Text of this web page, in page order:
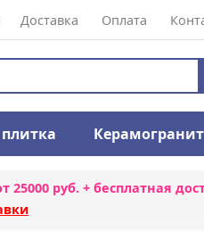
Доставка Оплата
Керамогранит
25000 руб. + бесплатная